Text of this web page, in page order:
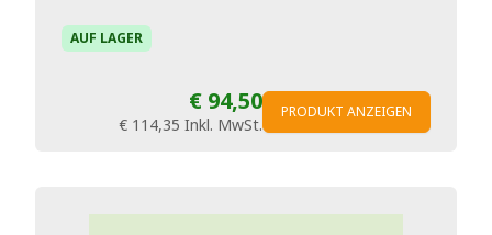
AUF LAGER
€ 94,50
€ 114,35 Inkl. MwSt.
PRODUKT ANZEIGEN